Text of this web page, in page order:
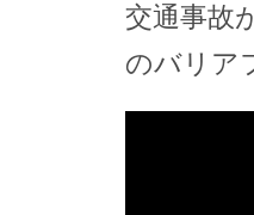
交通事故
のバリア